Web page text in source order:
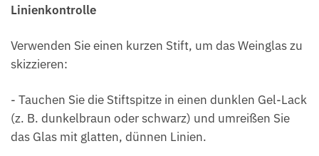
Linienkontrolle
Verwenden Sie einen kurzen Stift, um das Weinglas zu
skizzieren:
- Tauchen Sie die Stiftspitze in einen dunklen Gel-Lack
(z. B. dunkelbraun oder schwarz) und umreißen Sie
das Glas mit glatten, dünnen Linien.